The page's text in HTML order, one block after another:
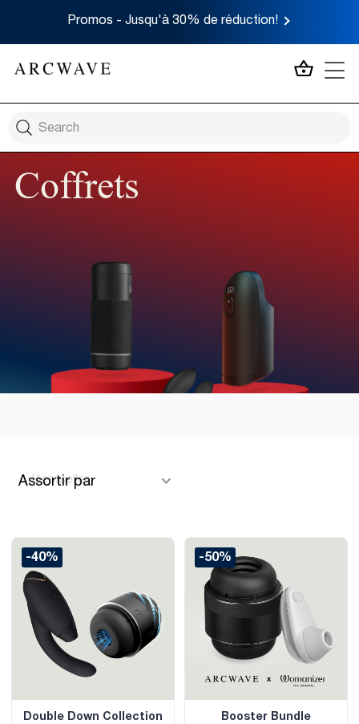
Promos - Jusqu'à 30% de réduction!
MON
Coffrets
Assortir par
-40%
Double Down Collection
-50%
Booster Bundle